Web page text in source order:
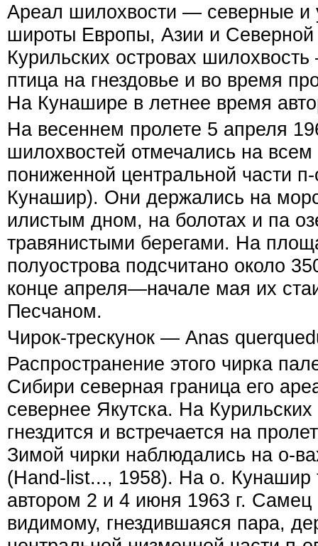
Ареал шилохвости — северные и
широты Европы, Азии и
Курильских островах
птица на гнездовье и во время
На Кунашире в летнее время
На весеннем пролете 5 апреля
шилохвостей отмечались на
пониженной центральной части
Кунашир). Они держались на
илистым дном, на болотах и па
травянистыми берегами. На
полуострова подсчитано около
конце апреля—начале мая их
Песчаном.
Чирок-трескунок — Anas
Распространение этого чирка
Сибири северная граница его
севернее Якутска. На Курильских
гнездится и встречается на
Зимой чирки наблюдались на о-
(Hand-list..., 1958). На о. Кунашир
автором 2 и 4 июня 1963 г.
видимому, гнездившаяся пара,